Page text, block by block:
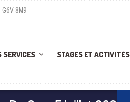
8M9
SERVICES STAGES ET ACTIVITÉS